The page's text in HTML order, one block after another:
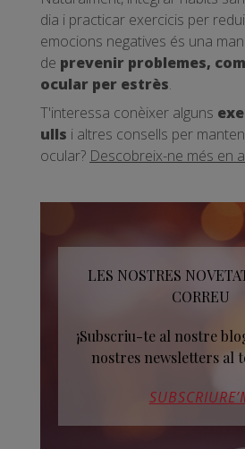
dia i practicar exercicis per
emocions negatives és una
de prevenir problemes,
ocular per estrès.
T'interessa conèixer alguns
ulls i altres consells per
ocular? Descobreix-ne més en
LES NOSTRES
CORREU
¡Subscriu-te al nostre
nostres newsletters al